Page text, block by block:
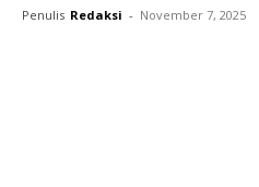
Penulis Redaksi - November 7, 2025